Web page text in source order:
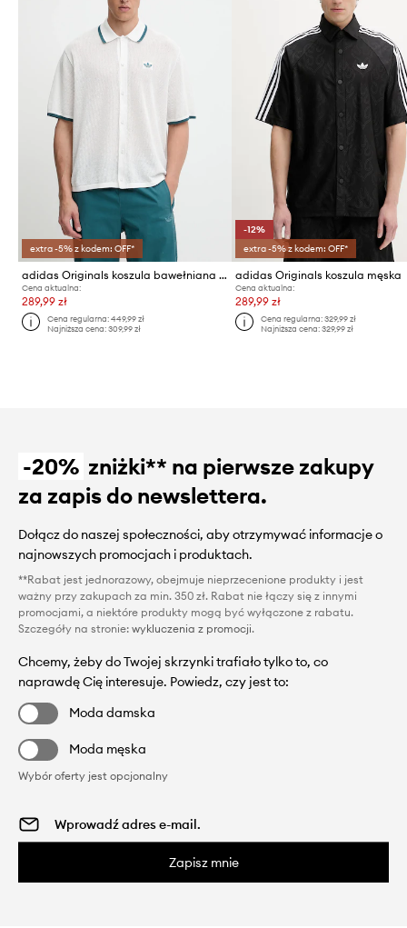
extra -5% z kodem: OFF*
adidas Originals koszula bawełniana Knitted Shirt
Cena aktualna:
289,99 zł
Cena regularna:449,99 zł
Najniższa cena:309,99 zł
-12%
extra -5% z kodem: OFF*
adidas Originals koszula męska
Cena aktualna:
289,99 zł
Cena regularna: 329,99 zł
Najniższa cena: 329,99 zł
-20% zniżki** na pierwsze zakupy
za zapis do newslettera.
Dołącz do naszej społeczności, aby otrzymywać informacje o
najnowszych promocjach i produktach.
**Rabat jest jednorazowy, obejmuje nieprzecenione produkty i jest
ważny przy zakupach za min. 350 zł. Rabat nie łączy się z innymi
promocjami, a niektóre produkty mogą być wyłączone z rabatu.
Szczegóły na stronie: wykluczenia z promocji.
Chcemy, żeby do Twojej skrzynki trafiało tylko to, co
naprawdę Cię interesuje. Powiedz, czy jest to:
Moda damska
Moda męska
Wybór oferty jest opcjonalny
Zapisz mnie